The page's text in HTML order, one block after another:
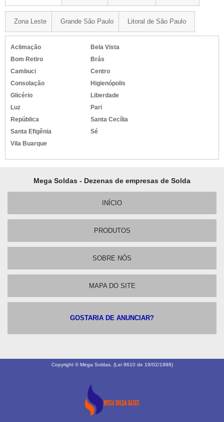
Zona Leste Grande São Paulo Litoral de São Paulo
Aclimação
Bela Vista
Bom Retiro
Brás
Cambuci
Centro
Consolação
Higienópolis
Glicério
Liberdade
Luz
Pari
República
Santa Cecília
Santa Efigênia
Sé
Vila Buarque
Mega Soldas - Dezenas de empresas de Solda
INÍCIO
PRODUTOS
SOBRE NÓS
MAPA DO SITE
GOSTARIA DE ANUNCIAR?
Copyright © Mega Soldas. (Lei 9610 de 19/02/1998)